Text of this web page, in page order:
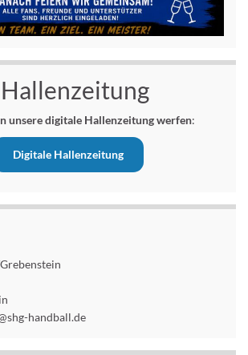
unsere digitale Hallenzeitung werfen:
Digitale Hallenzeitung
handball.de